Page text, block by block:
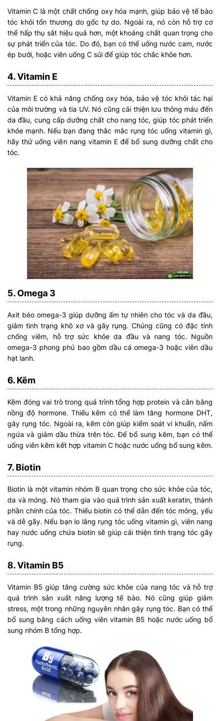
Vitamin C là một chất chống oxy hóa mạnh, giúp bảo vệ tế bào
tóc khỏi tổn thương do gốc tự do. Ngoài ra, nó còn hỗ trợ cơ
thể hấp thụ sắt hiệu quả hơn, một khoáng chất quan trọng cho
sự phát triển của tóc. Do đó, bạn có thể uống nước cam, nước
ép bưởi, hoặc viên uống C sủi để giúp tóc chắc khỏe hơn.
4. Vitamin E
Vitamin E có khả năng chống oxy hóa, bảo vệ tóc khỏi tác hại
của môi trường và tia UV. Nó cũng cải thiện lưu thông máu đến
da đầu, cung cấp dưỡng chất cho nang tóc, giúp tóc phát triển
khỏe mạnh. Nếu bạn đang thắc mắc rụng tóc uống vitamin gì,
hãy thử uống viên nang vitamin E để bổ sung dưỡng chất cho
tóc.
5. Omega 3
Axit béo omega-3 giúp dưỡng ẩm tự nhiên cho tóc và da đầu,
giảm tình trạng khô xơ và gãy rụng. Chúng cũng có đặc tính
chống viêm, hỗ trợ sức khỏe da đầu và nang tóc. Nguồn
omega-3 phong phú bao gồm dầu cá omega-3 hoặc viên dầu
hạt lanh.
6. Kẽm
Kẽm đóng vai trò trong quá trình tổng hợp protein và cân bằng
nồng độ hormone. Thiếu kẽm có thể làm tăng hormone DHT,
gây rụng tóc. Ngoài ra, kẽm còn giúp kiểm soát vi khuẩn, nấm
ngứa và giảm dầu thừa trên tóc. Để bổ sung kẽm, bạn có thể
uống viên kẽm kết hợp vitamin C hoặc nước uống bổ sung kẽm.
7. Biotin
Biotin là một vitamin nhóm B quan trọng cho sức khỏe của tóc,
da và móng. Nó tham gia vào quá trình sản xuất keratin, thành
phần chính của tóc. Thiếu biotin có thể dẫn đến tóc mỏng, yếu
và dễ gãy. Nếu bạn lo lắng rụng tóc uống vitamin gì, viên nang
hay nước uống chứa biotin sẽ giúp cải thiện tình trạng tóc gãy
rụng.
8. Vitamin B5
Vitamin B5 giúp tăng cường sức khỏe của nang tóc và hỗ trợ
quá trình sản xuất năng lượng tế bào. Nó cũng giúp giảm
stress, một trong những nguyên nhân gây rụng tóc. Bạn có thể
bổ sung bằng cách uống viên vitamin B5 hoặc nước uống bổ
sung nhóm B tổng hợp.